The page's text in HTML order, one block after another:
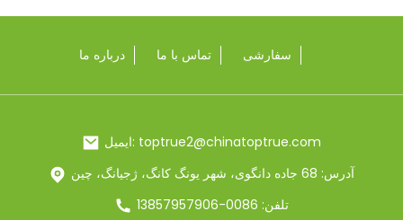
درباره ما تماس با ما سفارشی
ایمیل: toptrue2@chinatoptrue.com
آدرس: 68 جاده دانگوی، شهر یونگ کانگ، ژجیانگ، چین
تلفن: 0086-13857957906